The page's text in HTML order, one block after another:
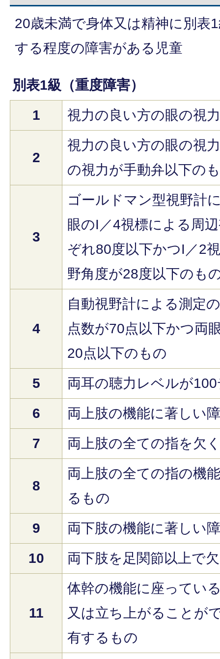
20歳未満で身体又は精神に別表
する程度の障害がある児童
別表1級（重度障害）
1
視力の良い方の眼の視
2
視力の良い方の眼の視
の視力が手動弁以下の
3
ゴールドマン型視野計
眼のI／4視標による周
ぞれ80度以下かつI／2
野角度が28度以下のも
4
自動視野計による測定
点数が70点以下かつ両
20点以下のもの
5
両耳の聴力レベルが
6
両上肢の機能に著しい
7
両上肢の全ての指を欠
8
両上肢の全ての指の機
るもの
9
両下肢の機能に著しい
10
両下肢を足関節以上で
11
体幹の機能に座ってい
又は立ち上がることが
有するもの